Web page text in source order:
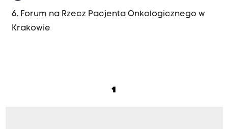
6. Forum na Rzecz Pacjenta Onkologicznego w
Krakowie
1